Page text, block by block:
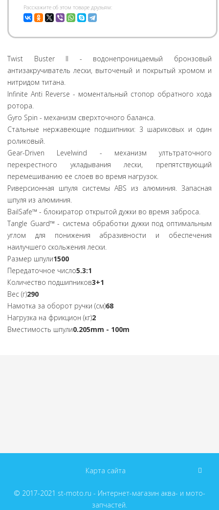
Pасскажите об этом товаре друзьям:
Twist Buster II - водонепроницаемый бронзовый
антизакручиватель лески, выточеный и покрытый хромом и
нитридом титана.
Infinite Anti Reverse - моментальный стопор обратного хода
ротора.
Gyro Spin - механизм сверхточного баланса.
Стальные нержавеющие подшипники: 3 шариковых и один
роликовый.
Gear-Driven Levelwind - механизм ултьтраточного
перекрестного укладывания лески, препятствующий
перемешиванию ее слоев во время нагрузок.
Риверсионная шпуля системы ABS из алюминия. Запасная
шпуля из алюминия.
BailSafe™ - блокиратор открытой дужки во время заброса.
Tangle Guard™ - система обработки дужки под оптимальным
углом для понижения абразивности и обеспечения
наилучшего скольжения лески.
Размер шпули1500
Передаточное число5.3:1
Количество подшипников3+1
Вес (г)290
Намотка за оборот ручки (см)68
Нагрузка на фрикцион (кг)2
Вместимость шпули0.205mm - 100m
Карта сайта
© 2017-2021 st-moto.ru - Интернет-магазин аква- и мото-
запчастей.